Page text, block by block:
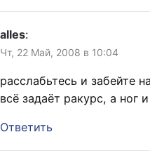
alles:
Чт, 22 Май, 2008 в 10:04
расслабьтесь и забейте
всё задаёт ракурс, а ног
Ответить